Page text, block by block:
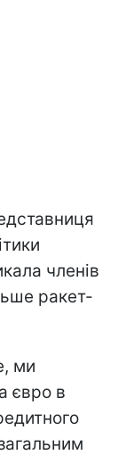
членів
ракет-
ми
євро в